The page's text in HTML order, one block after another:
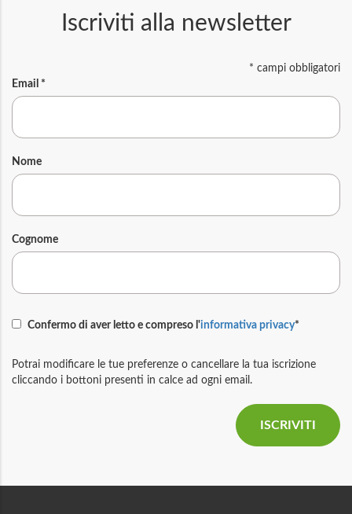
Iscriviti alla newsletter
* campi obbligatori
Email *
Nome
Cognome
Confermo di aver letto e compreso l'informativa privacy*
Potrai modificare le tue preferenze o cancellare la tua iscrizione
cliccando i bottoni presenti in calce ad ogni email.